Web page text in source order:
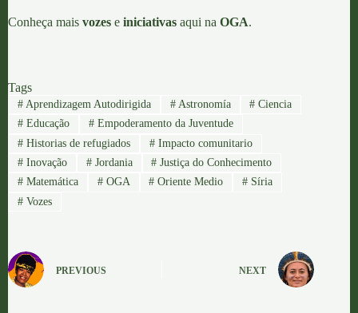
Conheça mais vozes e iniciativas aqui na OGA.
Tags
#Aprendizagem Autodirigida #Astronomía # Ciencia
#Educação #Empoderamento da Juventude
#Historias de refugiados #Impacto comunitario
#Inovação #Jordania # Justiça do Conhecimento
#Matemática #OGA # Oriente Medio # Síria
#Vozes
PREVIOUS NEXT